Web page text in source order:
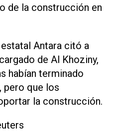
de la construcción en
Antara citó a
de Al Khoziny,
habían terminado
pero que los
la construcción.